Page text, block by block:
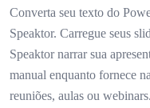
Converta seu texto do
Speaktor. Carregue seus
Speaktor narrar sua
manual enquanto fornece
reuniões, aulas ou webinars.